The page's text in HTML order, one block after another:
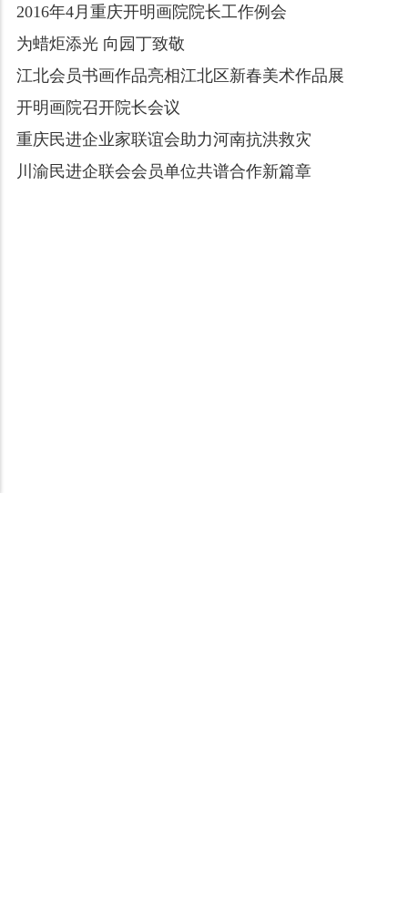
2016年4月重庆开明画院院长工作例会
为蜡炬添光 向园丁致敬
江北会员书画作品亮相江北区新春美术作品展
开明画院召开院长会议
重庆民进企业家联谊会助力河南抗洪救灾
川渝民进企联会会员单位共谱合作新篇章